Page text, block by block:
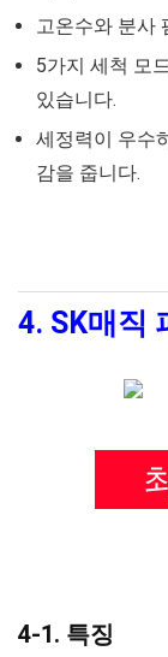
고온수와 분사
5가지 세척 모
있습니다.
세정력이 우수
감을 줍니다.
4. SK매직
4-1. 특징